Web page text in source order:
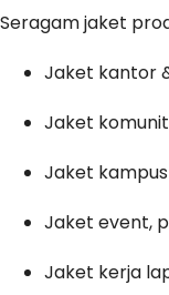
Seragam jaket
Jaket kantor
Jaket
Jaket
Jaket event,
Jaket kerja